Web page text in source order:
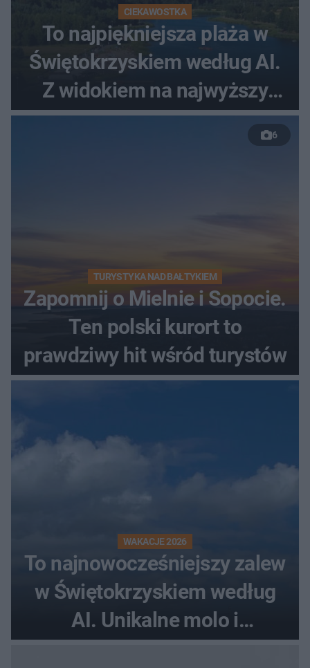
CIEKAWOSTKA
To najpiękniejsza plaża w
Świętokrzyskiem według AI.
Z widokiem na najwyższy
szczyt Gór Świętokrzyskich
6
TURYSTYKA NAD BAŁTYKIEM
Zapomnij o Mielnie i Sopocie.
Ten polski kurort to
prawdziwy hit wśród turystów
WAKACJE 2026
To najnowocześniejszy zalew
w Świętokrzyskiem według
AI. Unikalne molo i